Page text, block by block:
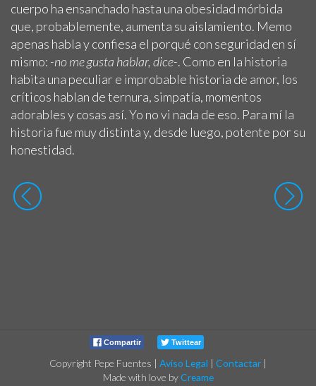
cuerpo ha ensanchado hasta una obesidad mórbida
que, probablemente, aumenta su aislamiento. Memo
apenas habla y confiesa el porqué con seguridad en sí
mismo: -no me gusta hablar, dice-. Como en la historia
habita una peculiar e improbable historia de amor, los
críticos hablan de ternura, simpatía, momentos
adorables y cosas así. Yo no vi nada de eso. Para mí la
historia fue muy distinta y, desde luego, potente por su
honestidad.
Compartir Twittear
Copyright Pepe Fuentes Aviso Legal Contactar
Made with love byCreame